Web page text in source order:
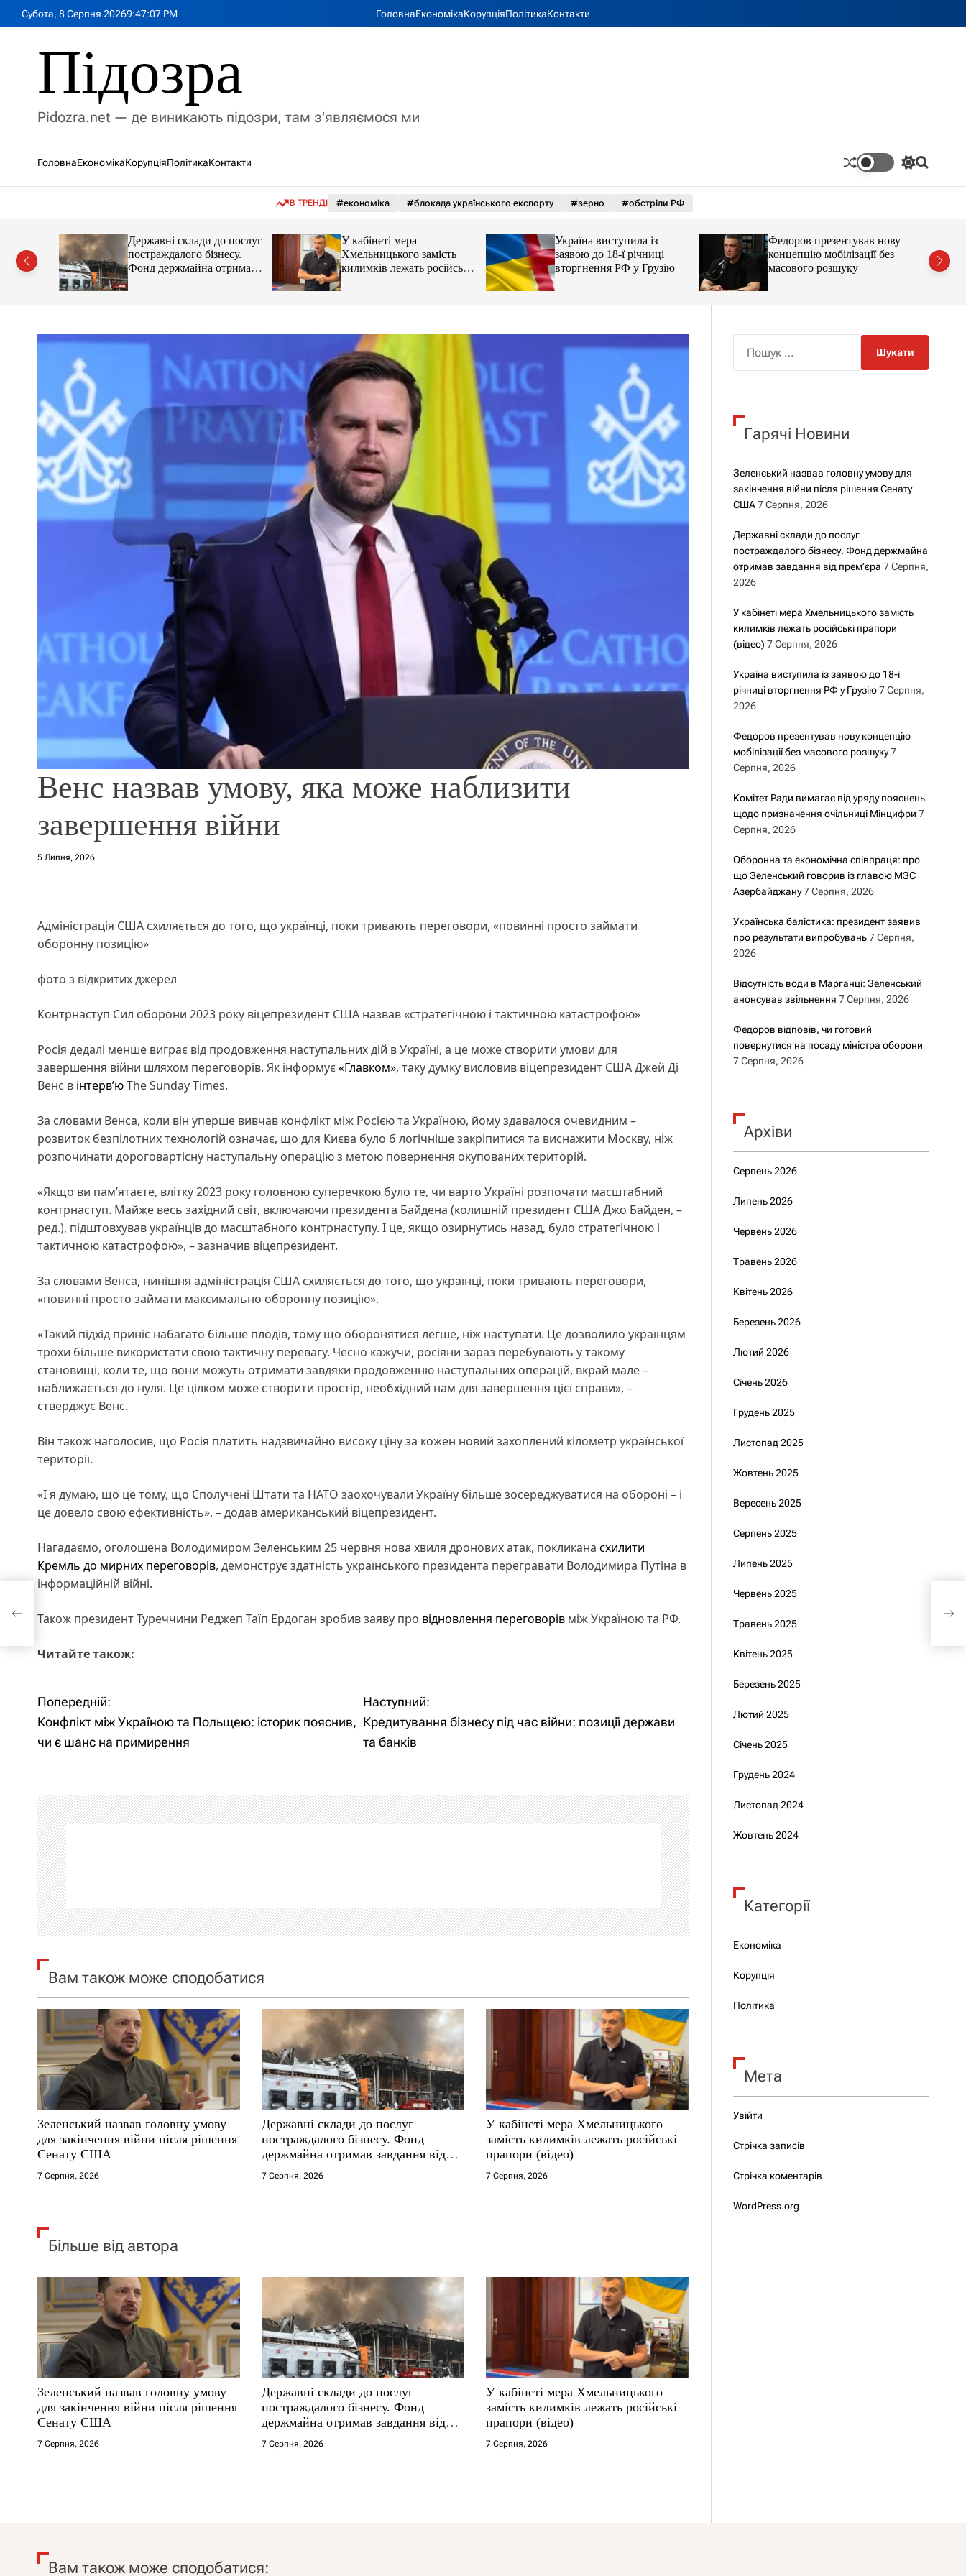
Субота, 8 Серпня 20269:47:08 PM ГоловнаЕкономікаКорупціяПолітикаКонтакти
Підозра
Pidozra.net — де виникають підозри, там з'являємося ми
ГоловнаЕкономікаКорупціяПолітикаКонтакти
П
к
а
р
о
у
П
В ТРЕНДІ #економіка #блокада українського експорту #зерно #обстріли РФ
війни
США
Державні склади до послуг
постраждалого бізнесу.
Фонд держмайна отримав
завдання від прем’єра
У кабінеті мера
Хмельницького замість
килимків лежать російські
прапори (відео)
Україна виступила із
заявою до 18-ї річниці
вторгнення РФ у Грузію
Федоров презентував нову
концепцію мобілізації без
масового розшуку
Венс назвав умову, яка може наблизити
завершення війни
5 Липня, 2026
Адміністрація США схиляється до того, що українці, поки тривають переговори, «повинні просто займати
оборонну позицію»
фото з відкритих джерел
Контрнаступ Сил оборони 2023 року віцепрезидент США назвав «стратегічною і тактичною катастрофою»
Росія дедалі менше виграє від продовження наступальних дій в Україні, а це може створити умови для
завершення війни шляхом переговорів. Як інформує«Главком», таку думку висловив віцепрезидент США Джей Ді
Венс в інтерв’юThe Sunday Times.
За словами Венса, коли він уперше вивчав конфлікт між Росією та Україною, йому здавалося очевидним –
розвиток безпілотних технологій означає, що для Києва було б логічніше закріпитися та виснажити Москву, ніж
розпочинати дороговартісну наступальну операцію з метою повернення окупованих територій.
«Якщо ви пам’ятаєте, влітку 2023 року головною суперечкою було те, чи варто Україні розпочати масштабний
контрнаступ. Майже весь західний світ, включаючи президента Байдена (колишній президент США Джо Байден, –
ред.), підштовхував українців до масштабного контрнаступу. І це, якщо озирнутись назад, було стратегічною і
тактичною катастрофою», – зазначив віцепрезидент.
За словами Венса, нинішня адміністрація США схиляється до того, що українці, поки тривають переговори,
«повинні просто займати максимально оборонну позицію».
«Такий підхід приніс набагато більше плодів, тому що оборонятися легше, ніж наступати. Це дозволило українцям
трохи більше використати свою тактичну перевагу. Чесно кажучи, росіяни зараз перебувають у такому
становищі, коли те, що вони можуть отримати завдяки продовженню наступальних операцій, вкрай мале –
наближається до нуля. Це цілком може створити простір, необхідний нам для завершення цієї справи», –
стверджує Венс.
Він також наголосив, що Росія платить надзвичайно високу ціну за кожен новий захоплений кілометр української
території.
«І я думаю, що це тому, що Сполучені Штати та НАТО заохочували Україну більше зосереджуватися на обороні – і
це довело свою ефективність», – додав американський віцепрезидент.
Нагадаємо, оголошена Володимиром Зеленським 25 червня нова хвиля дронових атак, покликана схилити
Кремль до мирних переговорів, демонструє здатність українського президента перегравати Володимира Путіна в
інформаційній війні.
Також президент Туреччини Реджеп Таїп Ердоган зробив заяву про відновлення переговорів між Україною та РФ.
Читайте також:
Н
а
і
г
а
ц
і
я
а
п
и
с
і
в
Попередній:
Конфлікт між Україною та Польщею: історик пояснив,
чи є шанс на примирення
Наступний:
Кредитування бізнесу під час війни: позиції держави
та банків
Вам також може сподобатися
Зеленський назвав головну умову
для закінчення війни після рішення
Сенату США
7 Серпня, 2026
Державні склади до послуг
постраждалого бізнесу. Фонд
держмайна отримав завдання від
прем’єра
7 Серпня, 2026
У кабінеті мера Хмельницького
замість килимків лежать російські
прапори (відео)
7 Серпня, 2026
Більше від автора
Зеленський назвав головну умову
для закінчення війни після рішення
Сенату США
7 Серпня, 2026
Державні склади до послуг
постраждалого бізнесу. Фонд
держмайна отримав завдання від
прем’єра
7 Серпня, 2026
У кабінеті мера Хмельницького
замість килимків лежать російські
прапори (відео)
7 Серпня, 2026
к
Гарячі Новини
Зеленський назвав головну умову для
закінчення війни після рішення Сенату
США 7 Серпня, 2026
Державні склади до послуг
постраждалого бізнесу. Фонд держмайна
отримав завдання від прем’єра 7 Серпня,
2026
У кабінеті мера Хмельницького замість
килимків лежать російські прапори
(відео) 7 Серпня, 2026
Україна виступила із заявою до 18-ї
річниці вторгнення РФ у Грузію 7 Серпня,
2026
Федоров презентував нову концепцію
мобілізації без масового розшуку 7
Серпня, 2026
Комітет Ради вимагає від уряду пояснень
щодо призначення очільниці Мінцифри 7
Серпня, 2026
Оборонна та економічна співпраця: про
що Зеленський говорив із главою МЗС
Азербайджану 7 Серпня, 2026
Українська балістика: президент заявив
про результати випробувань 7 Серпня,
2026
Відсутність води в Марганці: Зеленський
анонсував звільнення 7 Серпня, 2026
Федоров відповів, чи готовий
повернутися на посаду міністра оборони
7 Серпня, 2026
Архіви
Серпень 2026
Липень 2026
Червень 2026
Травень 2026
Квітень 2026
Березень 2026
Лютий 2026
Січень 2026
Грудень 2025
Листопад 2025
Жовтень 2025
Вересень 2025
Серпень 2025
Липень 2025
Червень 2025
Травень 2025
Квітень 2025
Березень 2025
Лютий 2025
Січень 2025
Грудень 2024
Листопад 2024
Жовтень 2024
Категорії
Економіка
Корупція
Політика
Мета
Увійти
Стрічка записів
Стрічка коментарів
WordPress.org
Вам також може сподобатися: